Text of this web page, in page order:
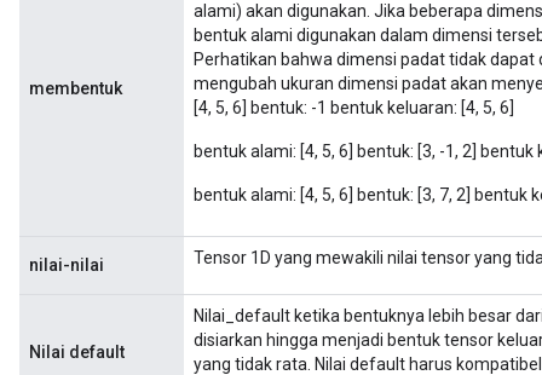
membentuk
alami) akan digunakan. Jika beberapa
bentuk alami digunakan dalam dimensi
Perhatikan bahwa dimensi padat tidak
mengubah ukuran dimensi padat akan
[4, 5, 6] bentuk: -1 bentuk keluaran: [4, 5, 6]
bentuk alami: [4, 5, 6] bentuk: [3, -1, 2] bentuk
bentuk alami: [4, 5, 6] bentuk: [3, 7, 2] bentuk
nilai-nilai Tensor 1D yang mewakili nilai tensor yang
Nilai default
Nilai_default ketika bentuknya lebih besar
disiarkan hingga menjadi bentuk tensor
yang tidak rata. Nilai default harus